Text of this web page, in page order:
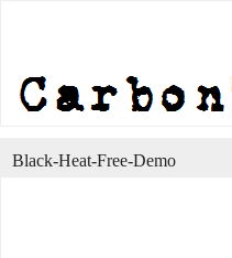
Black-Heat-Free-Demo